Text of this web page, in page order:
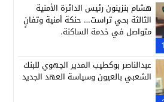
1
هشام بنزينون رئيس الدائرة الأمنية
الثالثة بحي تراست… حنكة أمنية وتفانٍ
متواصل في خدمة الساكنة.
عبدالناصر بوكطيب المدير الجهوي للبنك
الشعبي بالعيون وسياسة العهد الجديد